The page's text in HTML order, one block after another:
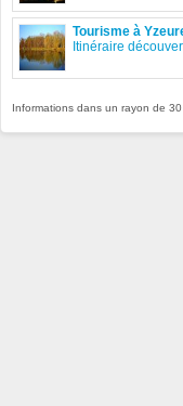
Tourisme à
Itinéraire
Informations dans un rayon de 30